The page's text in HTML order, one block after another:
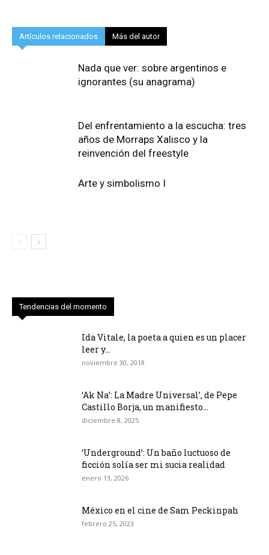
Artículos relacionados Más del autor
Nada que ver: sobre argentinos e
ignorantes (su anagrama)
Del enfrentamiento a la escucha: tres
años de Morraps Xalisco y la
reinvención del freestyle
Arte y simbolismo I
Tendencias del momento
Ida Vitale, la poeta a quien es un placer
leer y...
noviembre 30, 2018
‘Ak Na’: La Madre Universal’, de Pepe
Castillo Borja, un manifiesto...
diciembre 8, 2025
‘Underground’: Un baño luctuoso de
ficción solía ser mi sucia realidad
enero 13, 2026
México en el cine de Sam Peckinpah
febrero 25, 2023